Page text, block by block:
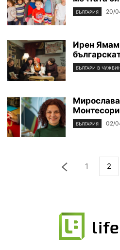
БЪЛГАРИЯ 20/
Ирен
БЪЛГАРИ В
Монтесори
БЪЛГАРИЯ 02/
1 2